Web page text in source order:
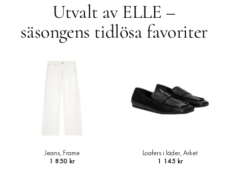
Utvalt av ELLE –
säsongens tidlösa favoriter
Jeans, Frame
1 850 kr
Loafers i läder, Arket
1 145 kr